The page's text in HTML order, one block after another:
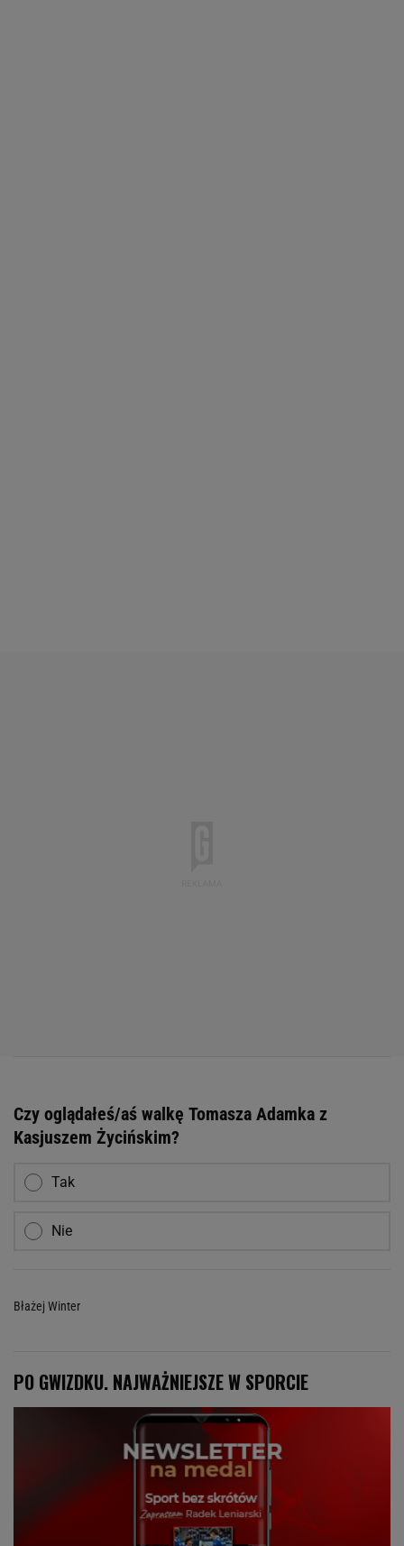
Czy oglądałeś/aś walkę Tomasza Adamka z
Kasjuszem Życińskim?
Tak
Nie
Błażej Winter